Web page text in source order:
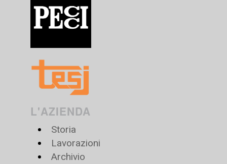
L'AZIENDA
Storia
Lavorazioni
Archivio